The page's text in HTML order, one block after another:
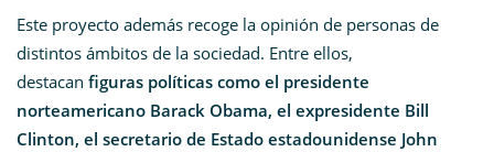
Este proyecto además recoge la opinión de personas de
distintos ámbitos de la sociedad. Entre ellos,
destacan figuras políticas como el presidente
norteamericano Barack Obama, el expresidente Bill
Clinton, el secretario de Estado estadounidense John